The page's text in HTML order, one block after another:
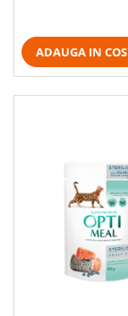
ADAUGA IN COS